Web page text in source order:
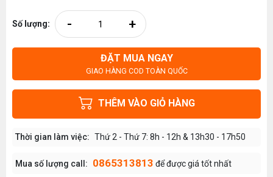
Số lượng: - +
ĐẶT MUA NGAY
GIAO HÀNG COD TOÀN QUỐC
THÊM VÀO GIỎ HÀNG
Thời gian làm việc: Thứ 2 - Thứ 7: 8h - 12h & 13h30 - 17h50
Mua số lượng call: 0865313813 để được giá tốt nhất